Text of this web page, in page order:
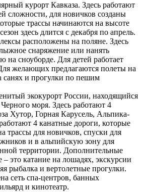
курорт Кавказа. Здесь работают
сложности, для новичков созданы
трассы начинаются на высоте
здесь длится с декабря по апрель.
расположены на поляне. Здесь
снаряжение или нанять
на сноуборде. Для детей работает
желающих предлагаются полеты на
санях и прогулки по пешим
экокурорт России, находящийся
моря. Здесь работают 4
Хутор, Горная Карусель, Альпика-
4 канатные дороги, которые
трассы для новичков, спуски для
и в альпийскую зону для
территории. Дополнительные
– это катание на лошадях, экскурсии
рыбалка и вертолетные прогулки.
сеть спа-центров, банных
и кинотеатр.